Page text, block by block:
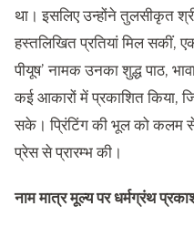
था। इसलिए उन्होंने तुलसीकृत
हस्तलिखित प्रतियां मिल सकीं,
पीयूष’नामक उनका शुद्ध पाठ,
कई आकारों में प्रकाशित किया,
सके। प्रिंटिंग की भूल को कलम से
प्रेस से प्रारम्भ की।
नाममात्रमूल्यपरधर्मग्रंथ